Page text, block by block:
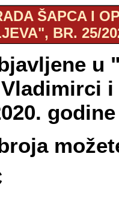
ŠAPCA I
BR. 25/
u
i